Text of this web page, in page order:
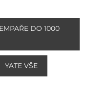
DO 1000
YATE VŠE